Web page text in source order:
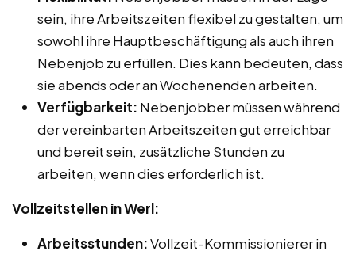
sein, ihre Arbeitszeiten flexibel zu gestalten, um
sowohl ihre Hauptbeschäftigung als auch ihren
Nebenjob zu erfüllen. Dies kann bedeuten, dass
sie abends oder an Wochenenden arbeiten.
Verfügbarkeit: Nebenjobber müssen während
der vereinbarten Arbeitszeiten gut erreichbar
und bereit sein, zusätzliche Stunden zu
arbeiten, wenn dies erforderlich ist.
Vollzeitstellen in Werl:
Arbeitsstunden:Vollzeit-Kommissionierer in